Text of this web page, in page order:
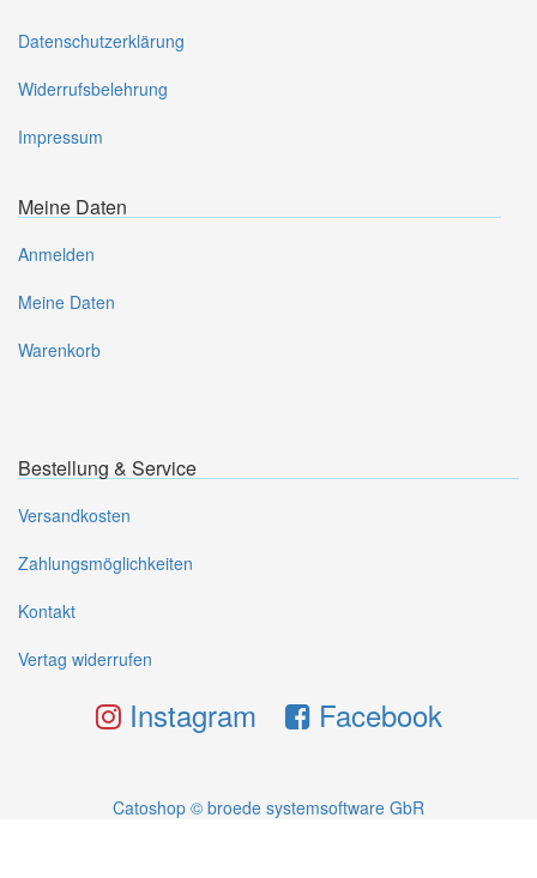
Datenschutzerklärung
Widerrufsbelehrung
Impressum
Meine Daten
Anmelden
Meine Daten
Warenkorb
Bestellung & Service
Versandkosten
Zahlungsmöglichkeiten
Kontakt
Vertag widerrufen
Instagram Facebook
Catoshop © broede systemsoftware GbR